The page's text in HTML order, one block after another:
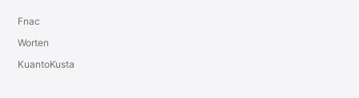
Fnac
Worten
KuantoKusta